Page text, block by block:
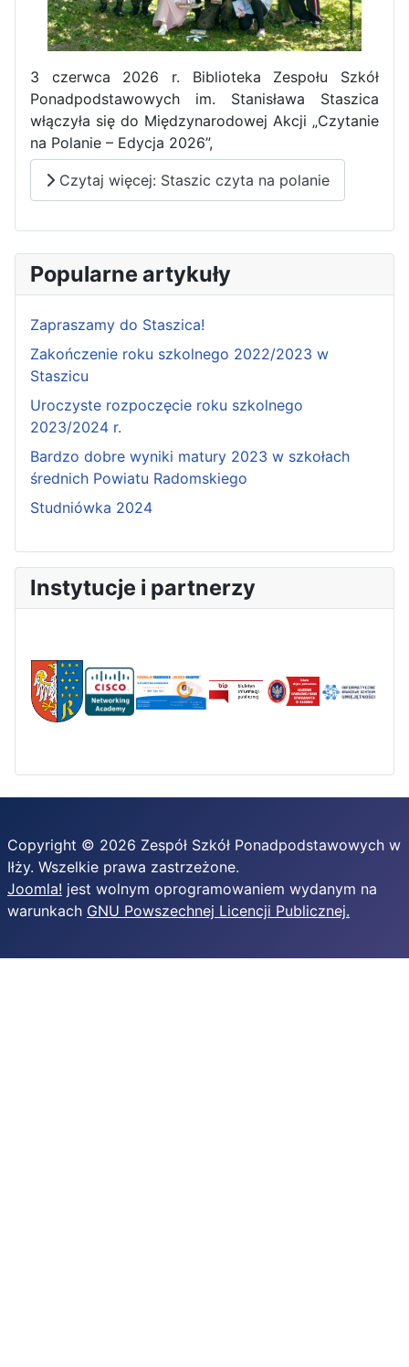
3 czerwca 2026 r. Biblioteka Zespołu Szkół
Ponadpodstawowych im. Stanisława Staszica
włączyła się do Międzynarodowej Akcji „Czytanie
na Polanie – Edycja 2026”,
Czytaj więcej: Staszic czyta na polanie
Popularne artykuły
Zapraszamy do Staszica!
Zakończenie roku szkolnego 2022/2023 w
Staszicu
Uroczyste rozpoczęcie roku szkolnego
2023/2024 r.
Bardzo dobre wyniki matury 2023 w szkołach
średnich Powiatu Radomskiego
Studniówka 2024
Instytucje i partnerzy
Copyright © 2026 Zespół Szkół Ponadpodstawowych w
Iłży. Wszelkie prawa zastrzeżone.
Joomla! jest wolnym oprogramowaniem wydanym na
warunkach GNU Powszechnej Licencji Publicznej.